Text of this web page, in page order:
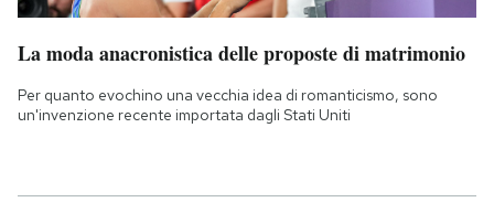
La moda anacronistica delle proposte di matrimonio
Per quanto evochino una vecchia idea di romanticismo, sono
un'invenzione recente importata dagli Stati Uniti